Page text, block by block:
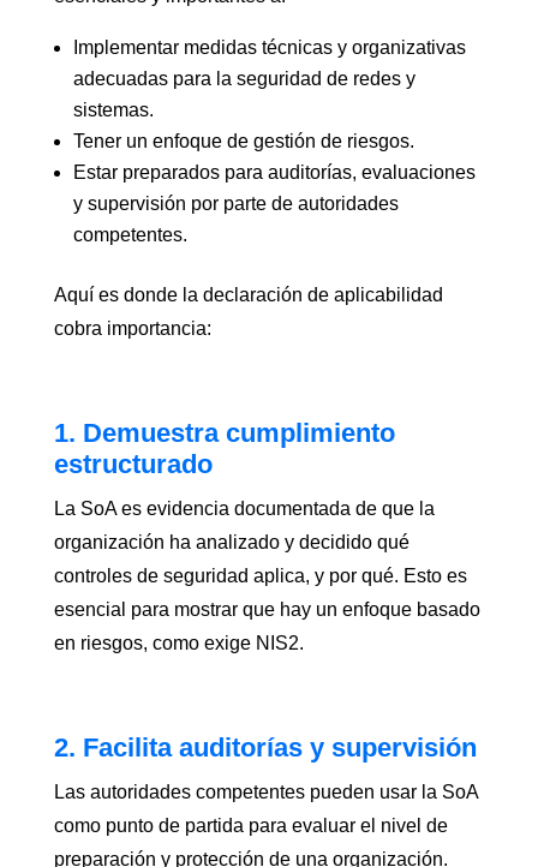
Implementar medidas técnicas y organizativas
adecuadas para la seguridad de redes y
sistemas.
Tener un enfoque de gestión de riesgos.
Estar preparados para auditorías, evaluaciones
y supervisión por parte de autoridades
competentes.
Aquí es donde la declaración de aplicabilidad
cobra importancia:
1. Demuestra cumplimiento
estructurado
La SoA es evidencia documentada de que la
organización ha analizado y decidido qué
controles de seguridad aplica, y por qué. Esto es
esencial para mostrar que hay un enfoque basado
en riesgos, como exige NIS2.
2. Facilita auditorías y supervisión
Las autoridades competentes pueden usar la SoA
como punto de partida para evaluar el nivel de
preparación y protección de una organización.